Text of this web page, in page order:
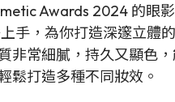
Awards 2024 的眼
手，為你打造深邃立體
非常細膩，持久又顯色
鬆打造多種不同妝效。